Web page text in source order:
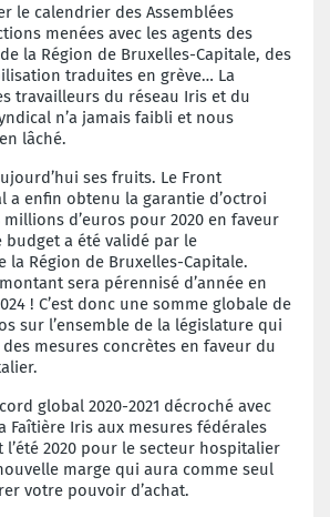
le calendrier des Assemblées
menées avec les agents des
la Région de Bruxelles-Capitale, des
traduites en grève… La
travailleurs du réseau Iris et du
n’a jamais faibli et nous
lâché.
ses fruits. Le Front
a enfin obtenu la garantie d’octroi
millions d’euros pour 2020 en faveur
budget a été validé par le
la Région de Bruxelles-Capitale.
sera pérennisé d’année en
! C’est donc une somme globale de
sur l’ensemble de la législature qui
mesures concrètes en faveur du
global 2020-2021 décroché avec
Faîtière Iris aux mesures fédérales
l’été 2020 pour le secteur hospitalier
marge qui aura comme seul
votre pouvoir d’achat.